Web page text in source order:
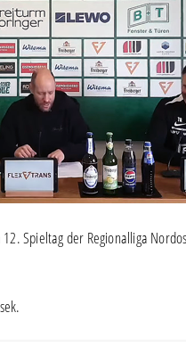
12. Spieltag der Regionalliga